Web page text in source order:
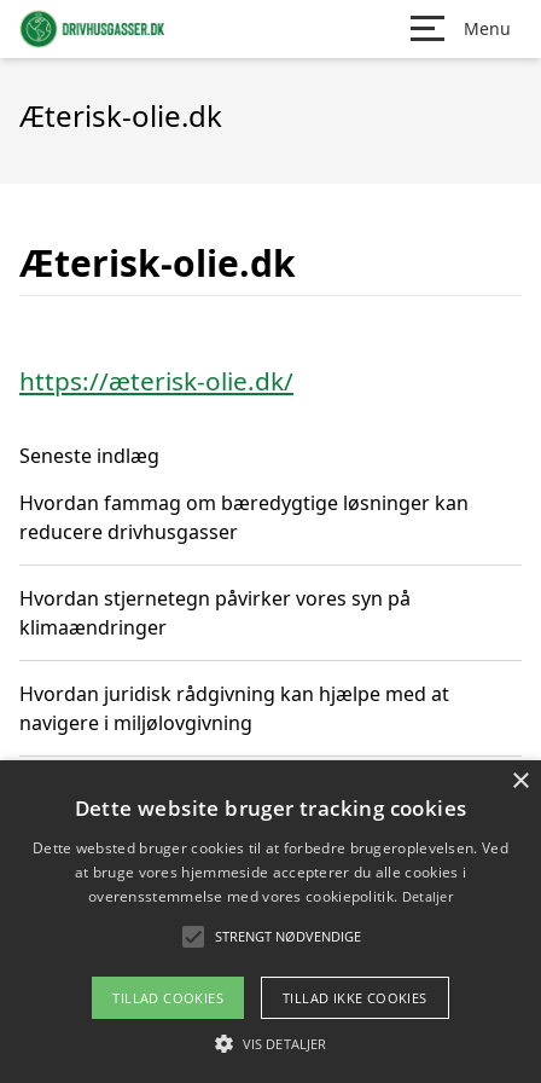
Menu
Æterisk-olie.dk
Æterisk-olie.dk
https://æterisk-olie.dk/
Seneste indlæg
Hvordan fammag om bæredygtige løsninger kan
reducere drivhusgasser
Hvordan stjernetegn påvirker vores syn på
klimaændringer
Hvordan juridisk rådgivning kan hjælpe med at
navigere i miljølovgivning
Hvordan spil og underholdning online kan inspirere til
bæredygtige valg
Køb produkter i danske webshops for at spare på
transport og nedbringe CO2-udledning
Copyright 2026 - Pilanto Aps
Om / kontakt
×
Dette website bruger tracking cookies
Dette websted bruger cookies til at forbedre brugeroplevelsen. Ved
at bruge vores hjemmeside accepterer du alle cookies i
overensstemmelse med vores cookiepolitik. Detaljer
STRENGT NØDVENDIGE
TILLAD COOKIES TILLAD IKKE COOKIES
VIS DETALJER